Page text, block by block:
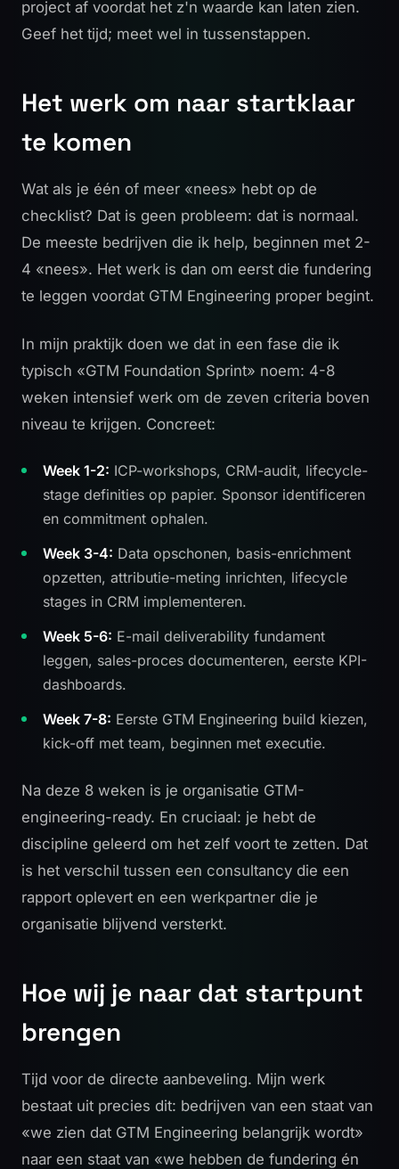
project af voordat het z'n waarde kan laten zien.
Geef het tijd; meet wel in tussenstappen.
Het werk om naar startklaar
te komen
Wat als je één of meer «nees» hebt op de
checklist? Dat is geen probleem: dat is normaal.
De meeste bedrijven die ik help, beginnen met 2-
4 «nees». Het werk is dan om eerst die fundering
te leggen voordat GTM Engineering proper begint.
In mijn praktijk doen we dat in een fase die ik
typisch «GTM Foundation Sprint» noem: 4-8
weken intensief werk om de zeven criteria boven
niveau te krijgen. Concreet:
Week 1-2: ICP-workshops, CRM-audit, lifecycle-
stage definities op papier. Sponsor identificeren
en commitment ophalen.
Week 3-4: Data opschonen, basis-enrichment
opzetten, attributie-meting inrichten, lifecycle
stages in CRM implementeren.
Week 5-6: E-mail deliverability fundament
leggen, sales-proces documenteren, eerste KPI-
dashboards.
Week 7-8: Eerste GTM Engineering build kiezen,
kick-off met team, beginnen met executie.
Na deze 8 weken is je organisatie GTM-
engineering-ready. En cruciaal: je hebt de
discipline geleerd om het zelf voort te zetten. Dat
is het verschil tussen een consultancy die een
rapport oplevert en een werkpartner die je
organisatie blijvend versterkt.
Hoe wij je naar dat startpunt
brengen
Tijd voor de directe aanbeveling. Mijn werk
bestaat uit precies dit: bedrijven van een staat van
«we zien dat GTM Engineering belangrijk wordt»
naar een staat van «we hebben de fundering én